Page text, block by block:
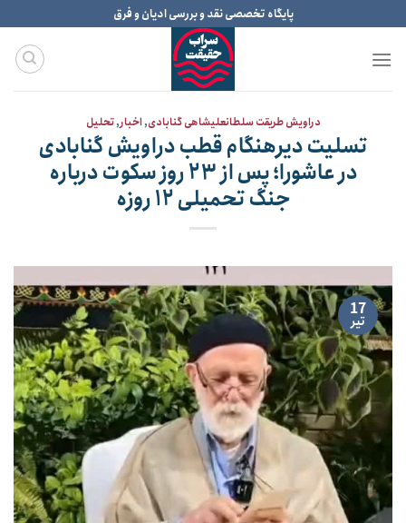
to
content
پایگاه تخصصی نقد و بررسی ادیان و فرق
دراویش طریقت سلطانعلیشاهی گنابادی,اخبار,تحلیل
تسلیت دیرهنگام قطب دراویش گنابادی
در عاشورا؛ پس از ۲۳ روز سکوت درباره
جنگ تحمیلی ۱۲ روزه
17
تیر